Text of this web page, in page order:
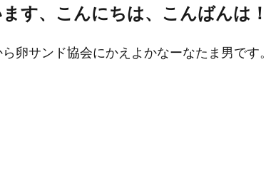
す、こんにちは、こんばんは！
卵サンド協会にかえよかなーなたま男です。